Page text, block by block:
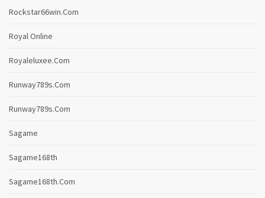
Rockstar66win.com
Royal Online
Royaleluxee.com
Runway789s.com
Runway789s.com
Sagame
Sagame168th
Sagame168th.com